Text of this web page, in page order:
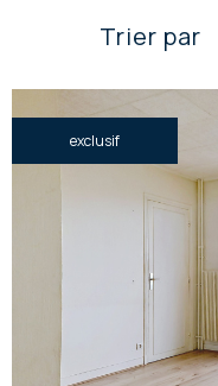
Trier par
exclusif